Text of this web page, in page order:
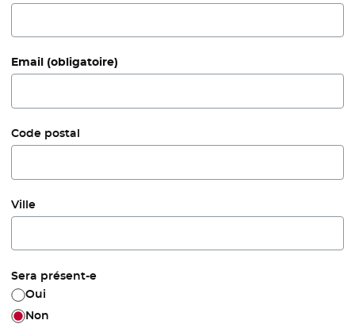
Email (obligatoire)
Code postal
Ville
Sera présent-e
Oui
Non